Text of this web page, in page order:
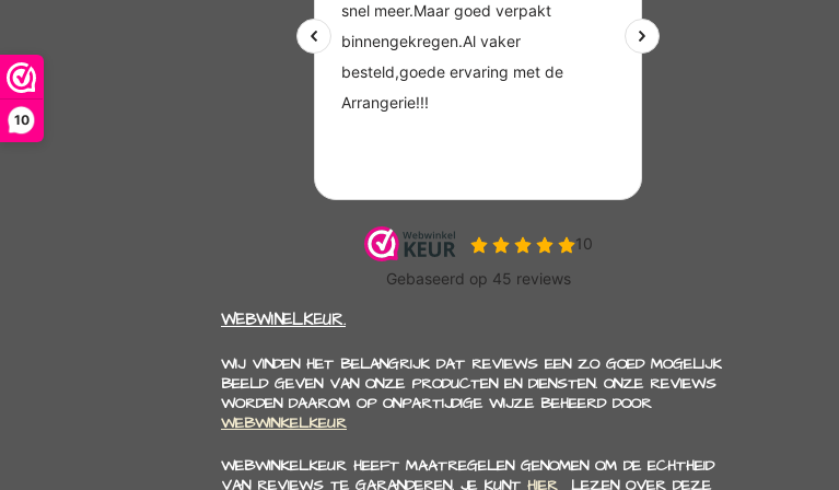
10
WEBWINELKEUR.
WIJ VINDEN HET BELANGRIJK DAT REVIEWS EEN ZO GOED MOGELIJK
BEELD GEVEN VAN ONZE PRODUCTEN EN DIENSTEN. ONZE REVIEWS
WORDEN DAAROM OP ONPARTIJDIGE WIJZE BEHEERD DOOR
WEBWINKELKEUR
WEBWINKELKEUR HEEFT MAATREGELEN GENOMEN OM DE ECHTHEID